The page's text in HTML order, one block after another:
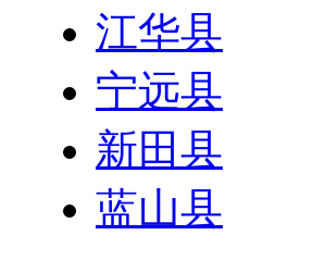
江华县
宁远县
新田县
蓝山县